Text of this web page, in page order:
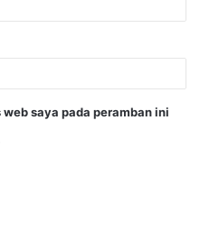
saya pada peramban ini